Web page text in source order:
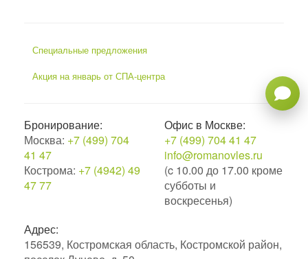
Специальные предложения
Акция на январь от СПА-центра
Бронирование:
Москва: +7 (499) 704
41 47
Кострома: +7 (4942) 49
47 77
Офис в Москве:
+7 (499) 704 41 47
info@romanovles.ru
(c 10.00 до 17.00 кроме
субботы и
воскресенья)
Адрес:
156539, Костромская область, Костромской район,